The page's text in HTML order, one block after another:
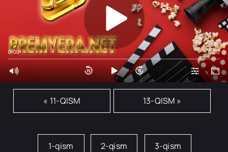
0:00 0:00
« 11-QISM 13-QISM »
1-qism 2-qism 3-qism